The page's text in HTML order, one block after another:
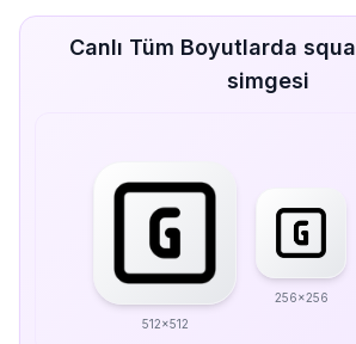
Canlı Tüm Boyutlarda
simgesi
512x512
256x256